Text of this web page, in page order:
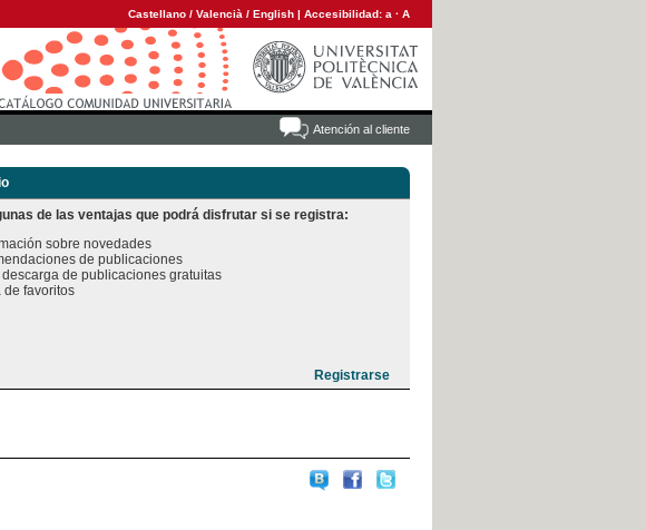
Castellano / Valencià / English | Accesibilidad: a · A
Atención al cliente
de las ventajas que podrá disfrutar si se registra:
sobre novedades
de publicaciones
descarga de publicaciones gratuitas